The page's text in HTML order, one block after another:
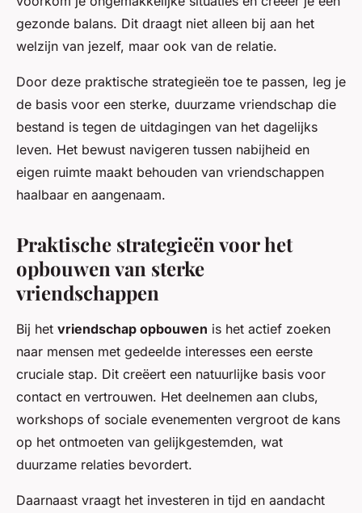
gezonde balans. Dit draagt niet alleen bij aan het
welzijn van jezelf, maar ook van de relatie.
Door deze praktische strategieën toe te passen, leg je
de basis voor een sterke, duurzame vriendschap die
bestand is tegen de uitdagingen van het dagelijks
leven. Het bewust navigeren tussen nabijheid en
eigen ruimte maakt behouden van vriendschappen
haalbaar en aangenaam.
Praktische strategieën voor het
opbouwen van sterke
vriendschappen
Bij het vriendschap opbouwen is het actief zoeken
naar mensen met gedeelde interesses een eerste
cruciale stap. Dit creëert een natuurlijke basis voor
contact en vertrouwen. Het deelnemen aan clubs,
workshops of sociale evenementen vergroot de kans
op het ontmoeten van gelijkgestemden, wat
duurzame relaties bevordert.
Daarnaast vraagt het investeren in tijd en aandacht